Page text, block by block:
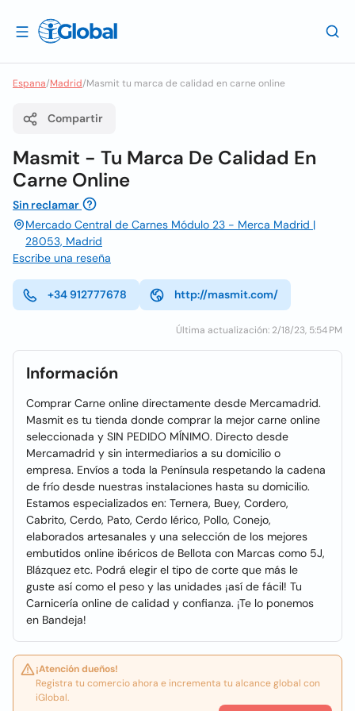
Espana/Madrid/Masmit tu marca de calidad en carne online
Compartir
Masmit - Tu Marca De Calidad En
Carne Online
Sin reclamar
Mercado Central de Carnes Módulo 23 - Merca Madrid |
28053, Madrid
Escribe una reseña
+34 912777678 http://masmit.com/
Última actualización: 2/18/23, 5:54 PM
Información
Comprar Carne online directamente desde Mercamadrid.
Masmit es tu tienda donde comprar la mejor carne online
seleccionada y SIN PEDIDO MÍNIMO. Directo desde
Mercamadrid y sin intermediarios a su domicilio o
empresa. Envíos a toda la Península respetando la cadena
de frío desde nuestras instalaciones hasta su domicilio.
Estamos especializados en: Ternera, Buey, Cordero,
Cabrito, Cerdo, Pato, Cerdo Iérico, Pollo, Conejo,
elaborados artesanales y una selección de los mejores
embutidos online ibéricos de Bellota con Marcas como 5J,
Blázquez etc. Podrá elegir el tipo de corte que más le
guste así como el peso y las unidades ¡así de fácil! Tu
Carnicería online de calidad y confianza. ¡Te lo ponemos
en Bandeja!
¡Atención dueños!
Registra tu comercio ahora e incrementa tu alcance global con
iGlobal.